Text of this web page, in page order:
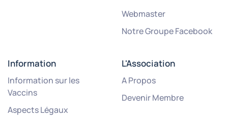
Webmaster
Notre Groupe Facebook
Information
Information sur les
Vaccins
Aspects Légaux
L'Association
A Propos
Devenir Membre